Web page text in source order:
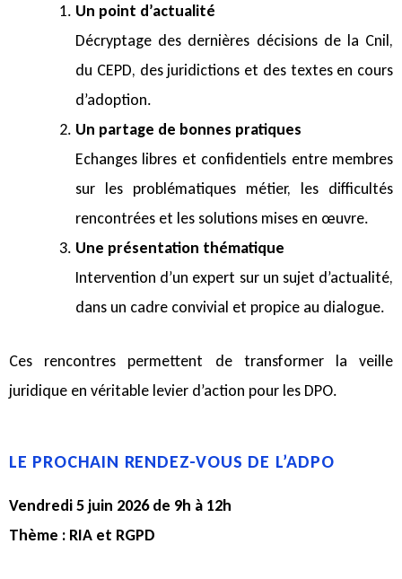
Un point d’actualité
Décryptage des dernières décisions de la Cnil,
du CEPD, des juridictions et des textes en cours
d’adoption.
Un partage de bonnes pratiques
Echanges libres et confidentiels entre membres
sur les problématiques métier, les difficultés
rencontrées et les solutions mises en œuvre.
Une présentation thématique
Intervention d’un expert sur un sujet d’actualité,
dans un cadre convivial et propice au dialogue.
Ces rencontres permettent de transformer la veille
juridique en véritable levier d’action pour les DPO.
LE PROCHAIN RENDEZ-VOUS DE L’ADPO
Vendredi 5 juin 2026 de 9h à 12h
Thème : RIA et RGPD